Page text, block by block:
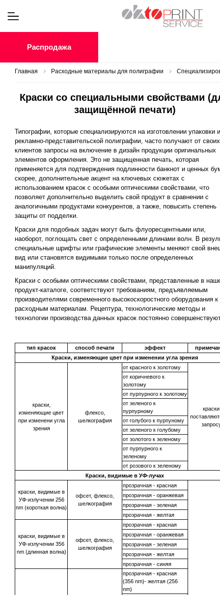
Распродажа
Главная Расходные материалы для полиграфии
Краски со специальными свойствами
защищённой печати)
Типографии, которые специализируются на изготовлении упаковки и
рекламно-представительской полиграфии, часто получают от своих
клиентов запросы на включение в дизайн продукции оригинальных
элементов оформления. Это не защищенная печать, которая
применяется для подтверждения подлинности банкнот и ценных
скорее, дополнительные акцент на ключевых сюжетах с
использованием красок с особыми оптическими свойствами, что
позволяет дополнительно выделить свой продукт в сравнении с
аналогичными продуктами конкурентов, а также, повысить степень
защиты от подделки.
Краски для подобных задач могут быть флуоресцентными или,
наоборот, поглощать свет с определенными длинами волн. В
специальные шрифты или графические элементы меняют свой
вид или становятся видимыми только после определенных
манипуляций.
Краски с особыми оптическими свойствами, представленные в
продукт-каталоге, соответствуют требованиям, предъявляемым
производителями современного высокоскоростного оборудования к
расходным материалам. Рецептура, технологические методы и
технологии производства данных красок постоянно
тип красок способ печати эффект
Краски, изменяющие цвет при изменении угла зрения
краски,
изменяющие цвет
при изменени угла
зрения
флексо,
шелкография
от красного к золотому
краски
от коричневого к
золотому
от пурпурного к золотому
от зеленого к
пурпурному
от голубого к пурпуному
от зеленого к голубому
от золотого к зеленому
от пурпурного к
зеленому
от розового к зеленому
Краски, видимые в УФ-лучах
краски, видимые в
УФ-излучении 256
nm (короткая волна)
офсет, флексо,
шелкография
прозрачная - красная
прозрачная - оранжевая
прозрачная - зеленая
прозрачная - желтая
краски, видимые в
УФ-излучении 356
nm (длинная волна)
офсет, флексо,
шелкография
прозрачная - красная
прозрачная - оранжевая
прозрачная - зеленая
прозрачная - желтая
прозрачная - синяя
прозрачная - красная
(356 nm)- желтая (256
nm)